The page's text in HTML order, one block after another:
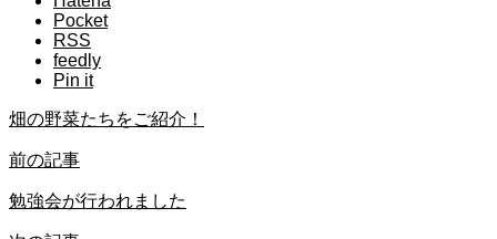
Pocket
RSS
feedly
Pin it
畑の野菜たちをご紹介！
前の記事
勉強会が行われました